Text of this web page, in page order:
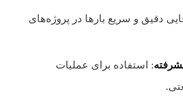
دقیق و سریع بارها در پروژه‌های
: استفاده برای عملیات